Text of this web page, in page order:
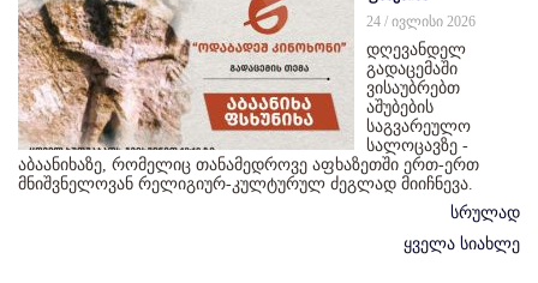
24 / ივლისი 2026
დღევანდელ
გადაცემაში
ვისაუბრებთ
აშუბების
საგვარეულო
სალოცავზე -
აბაანიხაზე, რომელიც თანამედროვე აფხაზეთში ერთ-ერთ
მნიშვნელოვან რელიგიურ-კულტურულ ძეგლად მიიჩნევა.
სრულად
ყველა სიახლე